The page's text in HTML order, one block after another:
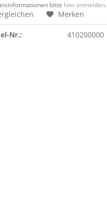
bitte hier anmelden.
Merken
Nr.: 410200000